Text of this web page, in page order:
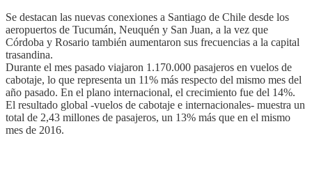
Se destacan las nuevas conexiones a Santiago de Chile desde los
aeropuertos de Tucumán, Neuquén y San Juan, a la vez que
Córdoba y Rosario también aumentaron sus frecuencias a la capital
trasandina.
Durante el mes pasado viajaron 1.170.000 pasajeros en vuelos de
cabotaje, lo que representa un 11% más respecto del mismo mes del
año pasado. En el plano internacional, el crecimiento fue del 14%.
El resultado global -vuelos de cabotaje e internacionales- muestra un
total de 2,43 millones de pasajeros, un 13% más que en el mismo
mes de 2016.